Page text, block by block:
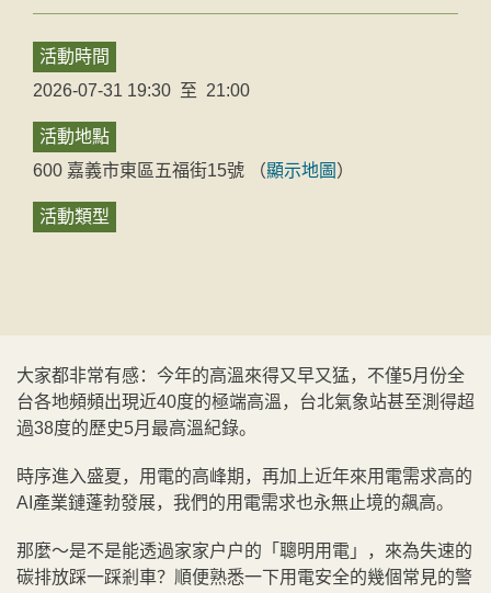
活動時間
2026-07-31 19:30 至 21:00
活動地點
600 嘉義市東區 五福街15號 （顯示地圖 ）
活動類型
大家都非常有感：今年的高溫來得又早又猛，不僅5月份全
台各地頻頻出現近40度的極端高溫，台北氣象站甚至測得超
過38度的歷史5月最高溫紀錄。
時序進入盛夏，用電的高峰期，再加上近年來用電需求高的
AI產業鏈蓬勃發展，我們的用電需求也永無止境的飆高。
那麼～是不是能透過家家戶戶的「聰明用電」，來為失速的
碳排放踩一踩剎車？順便熟悉一下用電安全的幾個常見的警